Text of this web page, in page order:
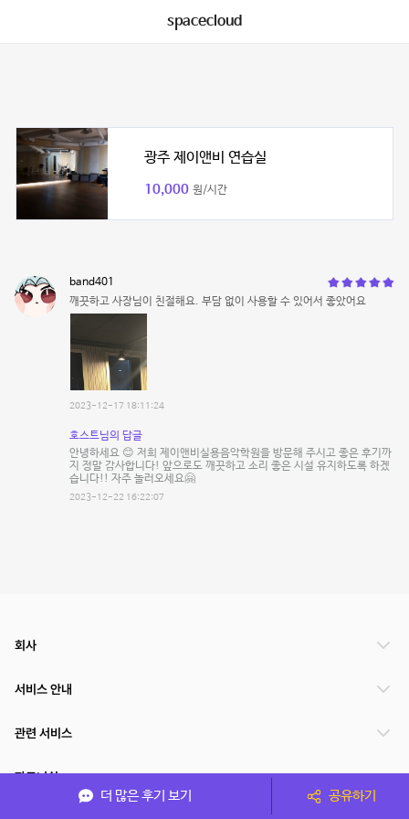
spacecloud
광주 제이앤비 연습실
10,000 원/시간
band401
깨끗하고 사장님이 친절해요. 부담 없이 사용할 수 있어서 좋았어요
2023-12-17 18:11:24
호스트님의 답글
안녕하세요 😊 저희 제이앤비실용음악학원을 방문해 주시고 좋은 후기까
지 정말 감사합니다! 앞으로도 깨끗하고 소리 좋은 시설 유지하도록 하겠
습니다!! 자주 놀러오세요🤗
2023-12-22 16:22:07
더 많은 후기 보기 공유하기
회사
서비스 안내
관련 서비스
파트너쉽